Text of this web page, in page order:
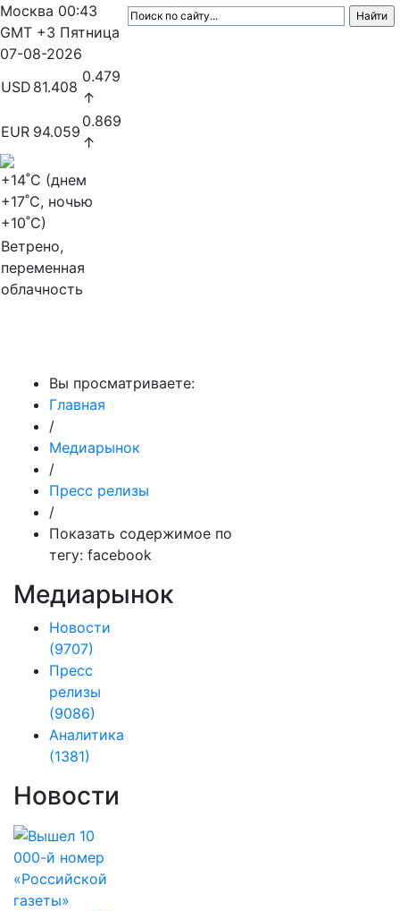
Москва 00:43
GMT +3 Пятница
07-08-2026
USD 81.408
0.479
↑
EUR 94.059
0.869
↑
+14˚C (днем
+17˚C, ночью
+10˚C)
Ветрено,
переменная
облачность
Вы просматриваете:
Главная
/
Медиарынок
/
Пресс релизы
/
Показать содержимое по
тегу: facebook
Медиарынок
Новости
(9707)
Пресс
релизы
(9086)
Аналитика
(1381)
Новости